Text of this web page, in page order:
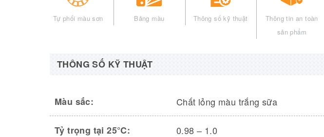
Tự phối màu sơn Bảng màu Thông số kỹ thuật
Thông tin an toàn
sản phẩm
THÔNG SỐ KỸ THUẬT
Màu sắc: Chất lỏng màu trắng sữa
Tỷ trọng tại 25°C: 0.98 – 1.0